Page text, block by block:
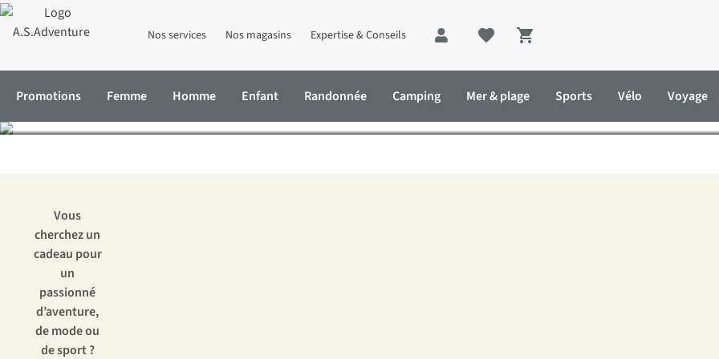
Nos services Nos magasins Expertise & Conseils
Shopping cart
Promotions Femme Homme Enfant Randonnée Camping Mer & plage Sports Vélo Voyage
Accueil Expertise & Conseils Les cadeaux de Noël les plus originaux pour hommes
Les cadeaux de Noël les plus originaux
Vous
cherchez un
cadeau pour
un
passionné
d’aventure,
de mode ou
de sport ?